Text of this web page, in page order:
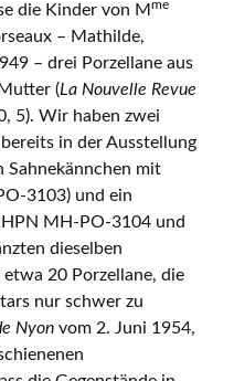
die Kinder von M me
– Mathilde,
– drei Porzellane aus
(La Nouvelle Revue
5). Wir haben zwei
in der Ausstellung
Sahnekännchen mit
3103) und ein
MH-PO-3104 und
dieselben
etwa 20 Porzellane, die
nur schwer zu
Nyon vom 2. Juni 1954,